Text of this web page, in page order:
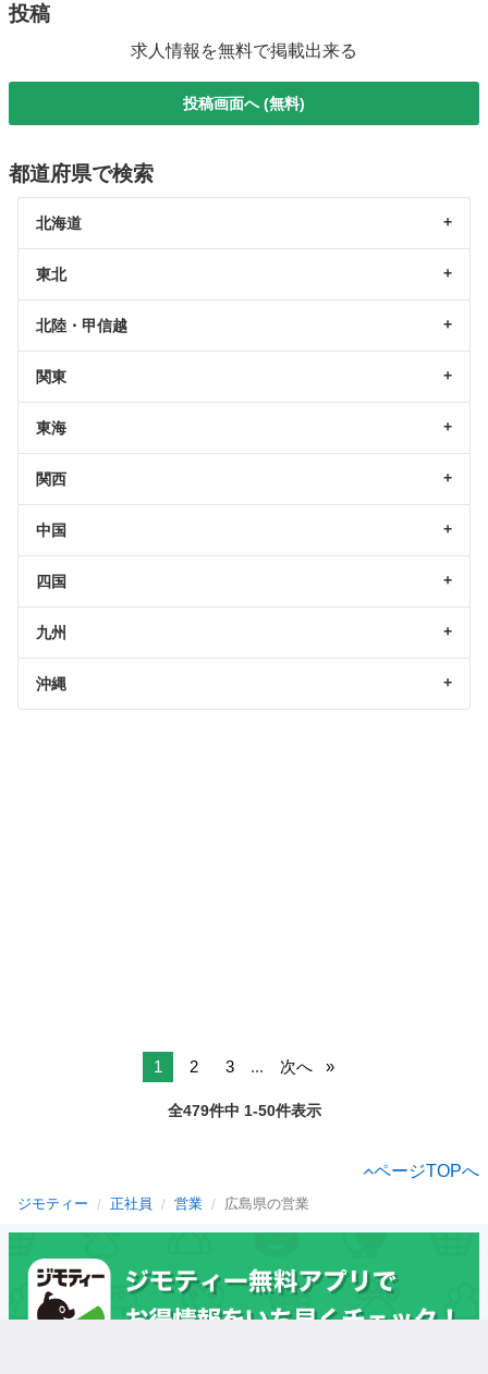
投稿
求人情報を無料で掲載出来る
投稿画面へ (無料)
都道府県で検索
北海道
東北
北陸・甲信越
関東
東海
関西
中国
四国
九州
沖縄
1 2 3 ... 次へ
全479件中 1-50件表示
ページTOPへ
ジモティー 正社員 営業 広島県の営業